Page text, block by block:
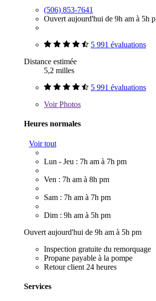
(506) 853-7641
Ouvert aujourd'hui de 9h am à 5h
5 991 évaluations
Distance estimée
5,2 milles
5 991 évaluations
VoirPhotos
Heures normales
Voir tout
Lun - Jeu : 7h am à 7h pm
Ven : 7h am à 8h pm
Sam : 7h am à 7h pm
Dim : 9h am à 5h pm
Ouvert aujourd'hui de 9h am à 5h pm
Inspection gratuite du remorquage
Propane payable à la pompe
Retour client 24 heures
Services